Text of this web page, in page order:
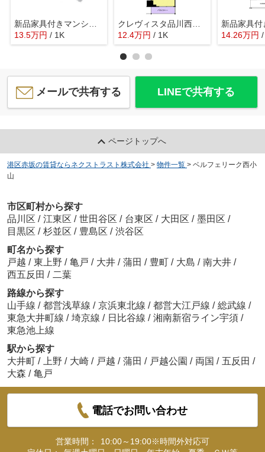
13.5万円 / 1K
クレヴィスタ品川西大井Ⅱ
12.4万円 / 1K 14.26万円
メールで共有する LINEで共有する
ページトップへ
港区赤坂の賃貸ならネクストラスト株式会社 > 物件一覧 > ベルフェリーク西小
山
市区町村から探す
品川区 / 江東区 / 世田谷区 / 台東区 / 大田区 / 墨田区 /
目黒区 / 杉並区 / 豊島区 / 渋谷区
町名から探す
戸越 / 東上野 / 亀戸 / 大井 / 蒲田 / 豊町 / 大島 / 南大井 /
西五反田 / 二葉
路線から探す
山手線 / 都営浅草線 / 京浜東北線 / 都営大江戸線 / 総武線 /
東急大井町線 / 埼京線 / 日比谷線 / 湘南新宿ライン宇須 /
東急池上線
駅から探す
大井町 / 上野 / 大崎 / 戸越 / 蒲田 / 戸越公園 / 両国 / 五反田 /
大森 / 亀戸
電話でお問い合わせ
営業時間：
10:00～19:00※時間外対応可